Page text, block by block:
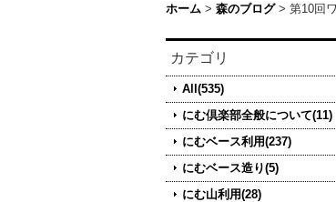
ホーム > 森のブログ > 第10回
カテゴリ
All(535)
にむ倶楽部全般について(11)
にむベース利用(237)
にむベース造り(5)
にむ山利用(28)